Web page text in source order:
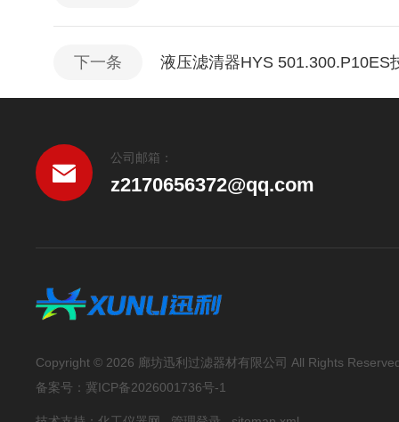
下一条 液压滤清器HYS 501.300.P10ES
公司邮箱：
z2170656372@qq.com
Copyright © 2026 廊坊迅利过滤器材有限公司 All Rights
备案号： 冀ICP备2026001736号-1